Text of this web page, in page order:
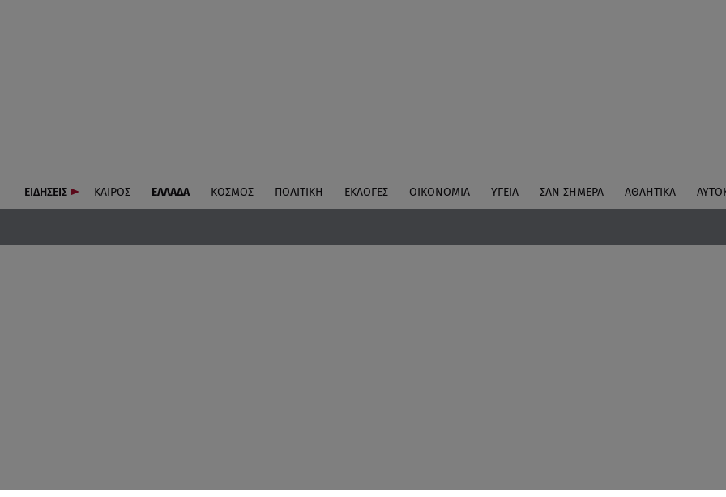
ΕΙΔΗΣΕΙΣ ΚΑΙΡΟΣ ΕΛΛΑΔΑ ΚΟΣΜΟΣ ΠΟΛΙΤΙΚΗ ΕΚΛΟΓΕΣ ΟΙΚΟΝΟΜΙΑ ΥΓΕΙΑ ΣΑΝ ΣΗΜΕΡΑ ΑΘΛΗΤΙΚΑ